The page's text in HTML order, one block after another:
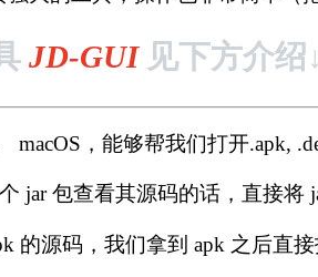
JD-GUI见下方介绍↓
macOS，能够帮我们打开.apk,
jar 包查看其源码的话，直接将
的源码，我们拿到 apk 之后直接